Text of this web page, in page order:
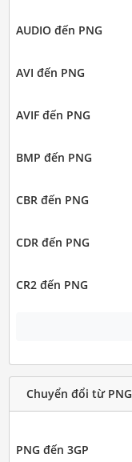
AUDIO đến PNG
AVI đến PNG
AVIF đến PNG
BMP đến PNG
CBR đến PNG
CDR đến PNG
CR2 đến PNG
Chuyển đổi từ PNG
PNG đến 3GP